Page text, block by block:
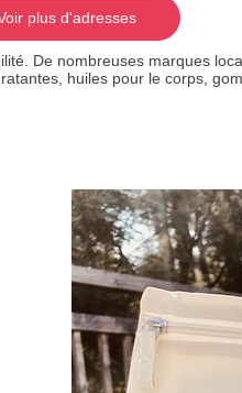
plus d'adresses
De nombreuses marques
huiles pour le corps,